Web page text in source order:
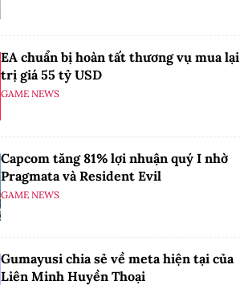
EA chuẩn bị hoàn tất thương vụ mua lại
trị giá 55 tỷ USD
GAME NEWS
Capcom tăng 81% lợi nhuận quý I nhờ
Pragmata và Resident Evil
GAME NEWS
Gumayusi chia sẻ về meta hiện tại của
Liên Minh Huyền Thoại